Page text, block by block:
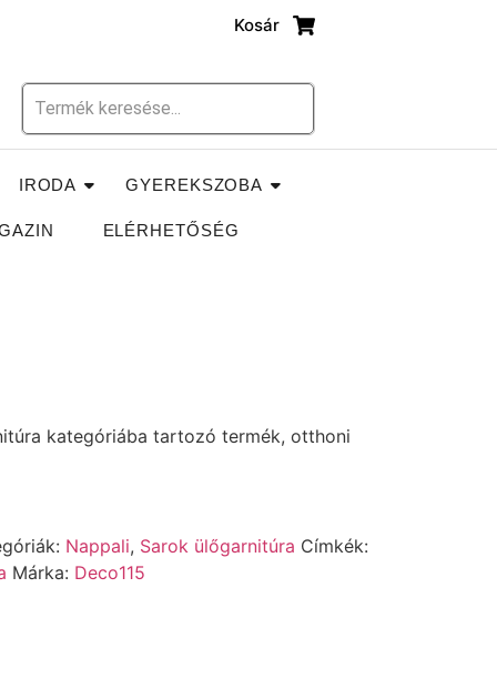
Kosár
IRODA GYEREKSZOBA
ELÉRHETŐSÉG
kategóriába tartozó termék, otthoni
Nappali, Sarok ülőgarnitúra Címkék:
Márka: Deco115